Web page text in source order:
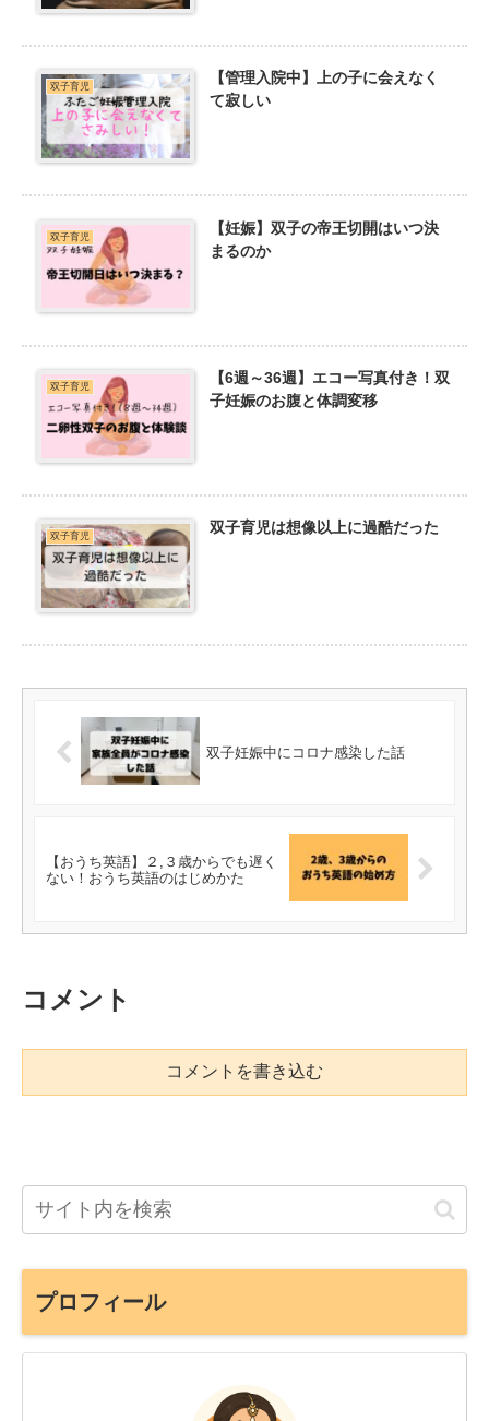
双子育児
【管理入院中】上の子に会えなく
て寂しい
双子育児
【妊娠】双子の帝王切開はいつ決
まるのか
双子育児
【6週～36週】エコー写真付き！双
子妊娠のお腹と体調変移
双子育児 双子育児は想像以上に過酷だった
双子妊娠中にコロナ感染した話
【おうち英語】２,３歳からでも遅く
ない！おうち英語のはじめかた
コメント
コメントを書き込む
プロフィール